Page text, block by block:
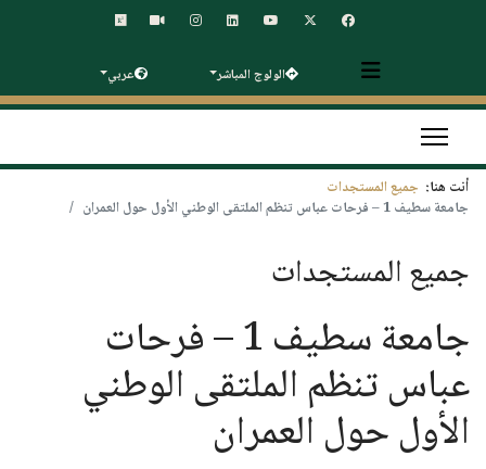
الولوج المباشر عربي
أنت هنا: جميع المستجدات
جامعة سطيف 1 – فرحات عباس تنظم الملتقى الوطني الأول حول العمران
جميع المستجدات
جامعة سطيف 1 – فرحات
عباس تنظم الملتقى الوطني
الأول حول العمران